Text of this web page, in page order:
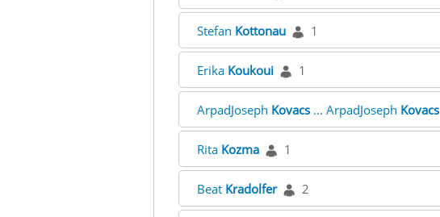
Stefan Kottonau 1
Erika Koukoui 1
ArpadJoseph Kovacs... ArpadJoseph Kovacs
Rita Kozma 1
Beat Kradolfer 2